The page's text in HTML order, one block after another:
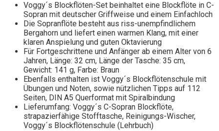
Voggy´s Blockflöten-Set beinhaltet eine Blockflöte in C-
Sopran mit deutscher Griffweise und einem Einfachloch
Die Sopranflöte besteht aus riss-unempfindlichem
Bergahorn und liefert einen warmen Klang, mit einer
klaren Anspielung und guten Oktavierung
Für Fortgeschrittene und Anfänger ab einem Alter von 6
Jahren, Länge: 32 cm, Länge der Tasche: 35 cm,
Gewicht: 141 g, Farbe: Braun
Ebenfalls enthalten ist Voggy´s Blockflötenschule mit
Übungen und Noten, sowie nützlichen Tipps auf 112
Seiten, DIN A5 Querformat mit Spiralbindung
Lieferumfang: Voggy´s C-Sopran Blockflöte,
strapazierfähige Stofftasche, Reinigungs-Wischer,
Voggy´s Blockflötenschule (Lehrbuch)